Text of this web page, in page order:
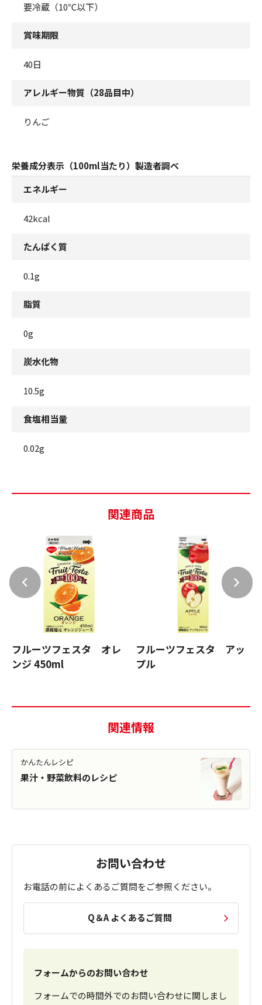
要冷蔵（10℃以下）
賞味期限
40日
アレルギー物質（28品目中）
りんご
栄養成分表示（100ml当たり）製造者調べ
エネルギー
42kcal
たんぱく質
0.1g
脂質
0g
炭水化物
10.5g
食塩相当量
0.02g
関連商品
フルーツフェスタ オレ
ンジ 450ml
フルーツフェスタ アッ
プル
関連情報
かんたんレシピ
果汁・野菜飲料のレシピ
お問い合わせ
お電話の前によくあるご質問をご参照ください。
Q＆A よくあるご質問
フォームからのお問い合わせ
フォームでの時間外でのお問い合わせに関しまし